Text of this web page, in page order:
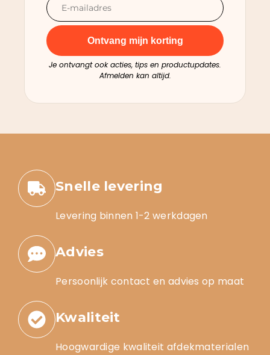
Ontvang mijn korting
Je ontvangt ook acties, tips en productupdates.
Afmelden kan altijd.
Snelle levering
Levering binnen 1-2 werkdagen
Advies
Persoonlijk contact en advies op maat
Kwaliteit
Hoogwardige kwaliteit afdekmaterialen